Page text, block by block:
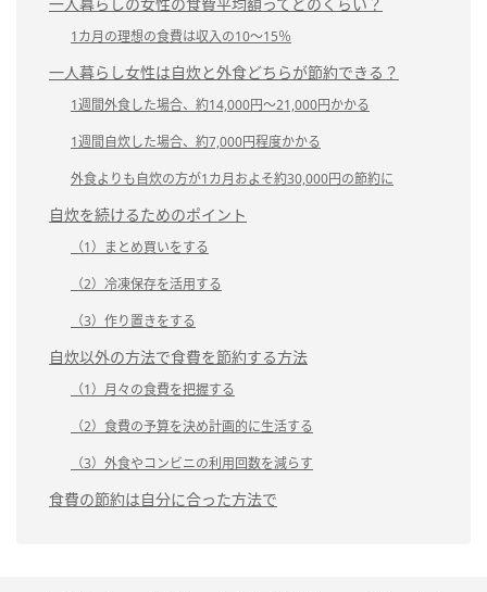
1カ月の理想の食費は収入の10～15％
一人暮らし女性は自炊と外食どちらが節約できる？
1週間外食した場合、約14,000円～21,000円かかる
1週間自炊した場合、約7,000円程度かかる
外食よりも自炊の方が1カ月およそ約30,000円の節約に
自炊を続けるためのポイント
（1）まとめ買いをする
（2）冷凍保存を活用する
（3）作り置きをする
自炊以外の方法で食費を節約する方法
（1）月々の食費を把握する
（2）食費の予算を決め計画的に生活する
（3）外食やコンビニの利用回数を減らす
食費の節約は自分に合った方法で